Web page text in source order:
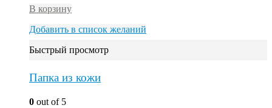
В корзину
Добавить в список желаний
Быстрый просмотр
Папка из кожи
0 out of 5